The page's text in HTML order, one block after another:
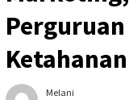
Melani